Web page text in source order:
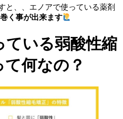
と、、エノアで使っている薬剤
く事が出来ます
ている弱酸性縮
何なの？